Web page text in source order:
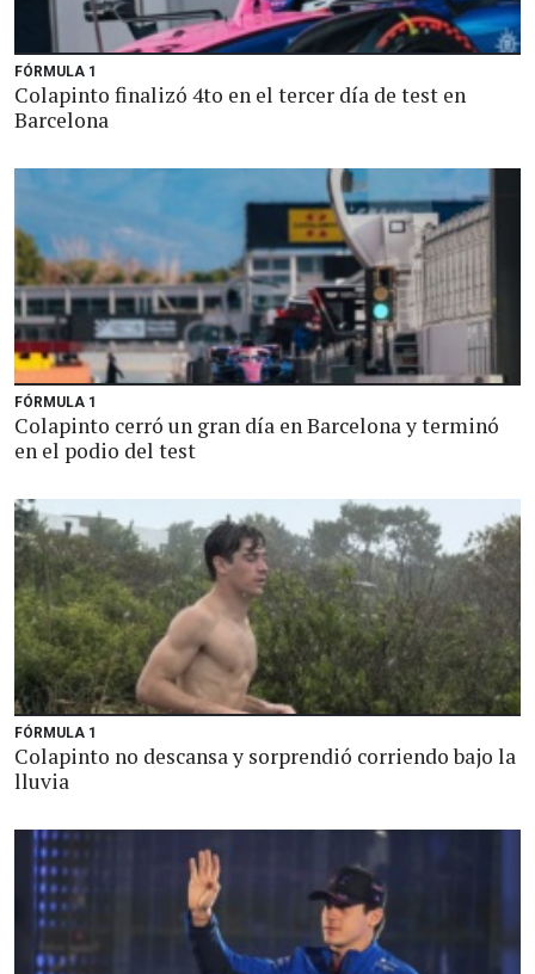
FÓRMULA 1
Colapinto finalizó 4to en el tercer día de test en
Barcelona
FÓRMULA 1
Colapinto cerró un gran día en Barcelona y terminó
en el podio del test
FÓRMULA 1
Colapinto no descansa y sorprendió corriendo bajo la
lluvia